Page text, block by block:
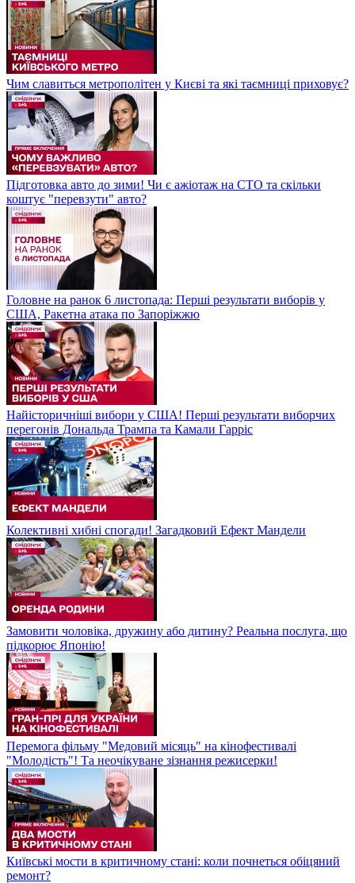
Чим славиться метрополітен у Києві та які таємниці приховує?
Підготовка авто до зими! Чи є ажіотаж на СТО та скільки
коштує "перевзути" авто?
Головне на ранок 6 листопада: Перші результати виборів у
США, Ракетна атака по Запоріжжю
Найісторичніші вибори у США! Перші результати виборчих
перегонів Дональда Трампа та Камали Гарріс
Колективні хибні спогади! Загадковий Ефект Мандели
Замовити чоловіка, дружину або дитину? Реальна послуга, що
підкорює Японію!
Перемога фільму "Медовий місяць" на кінофестивалі
"Молодість"! Та неочікуване зізнання режисерки!
Київські мости в критичному стані: коли почнеться обіцяний
ремонт?